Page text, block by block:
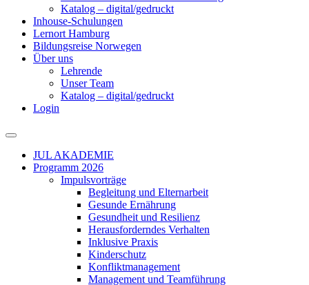
Katalog – digital/gedruckt
Inhouse-Schulungen
Lernort Hamburg
Bildungsreise Norwegen
Über uns
Lehrende
Unser Team
Katalog – digital/gedruckt
Login
JUL AKADEMIE
Programm 2026
Impulsvorträge
Begleitung und Elternarbeit
Gesunde Ernährung
Gesundheit und Resilienz
Herausforderndes Verhalten
Inklusive Praxis
Kinderschutz
Konfliktmanagement
Management und Teamführung